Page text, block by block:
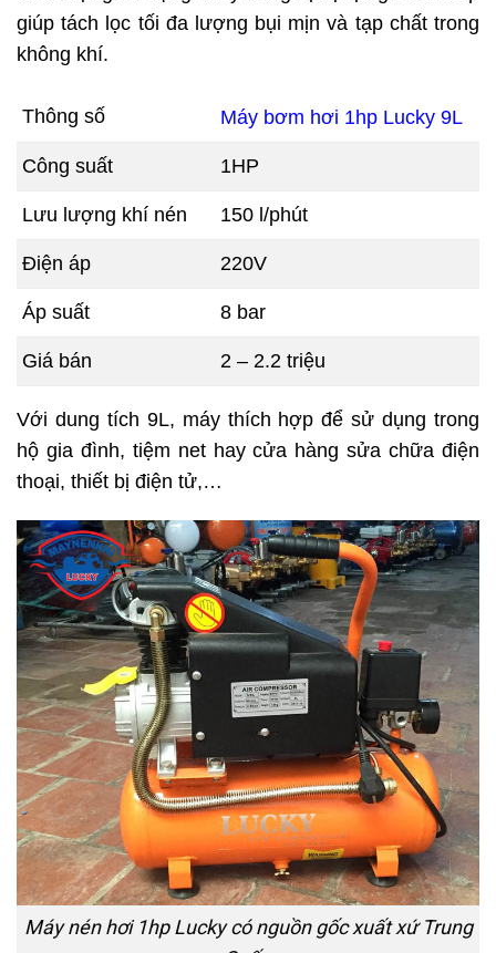
giúp tách lọc tối đa lượng bụi mịn và tạp chất trong
không khí.
Thông số Máy bơm hơi 1hp Lucky 9L
Công suất 1HP
Lưu lượng khí nén 150 l/phút
Điện áp 220V
Áp suất 8 bar
Giá bán 2 – 2.2 triệu
Với dung tích 9L, máy thích hợp để sử dụng trong
hộ gia đình, tiệm net hay cửa hàng sửa chữa điện
thoại, thiết bị điện tử,…
Máy nén hơi 1hp Lucky có nguồn gốc xuất xứ Trung